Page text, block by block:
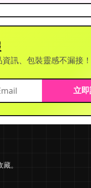
訊、包裝靈感不漏接！
立
。